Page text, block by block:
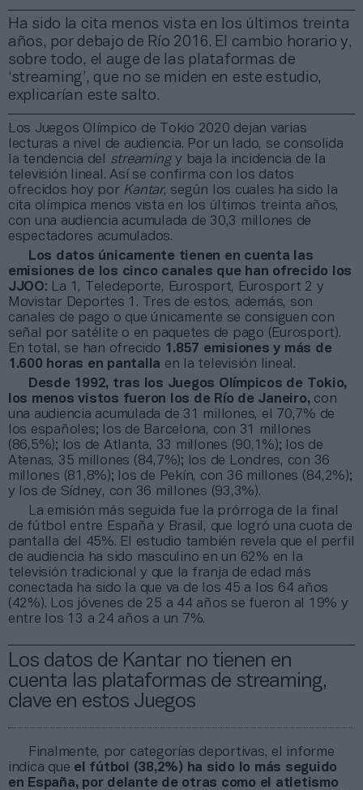
Ha sido la cita menos vista en los últimos treinta
años, por debajo de Río 2016. El cambio horario y,
sobre todo, el auge de las plataformas de
‘streaming’, que no se miden en este estudio,
explicarían este salto.
Los Juegos Olímpico de Tokio 2020 dejan varias
lecturas a nivel de audiencia. Por un lado, se consolida
la tendencia del streamingy baja la incidencia de la
televisión lineal. Así se confirma con los datos
ofrecidos hoy por Kantar, según los cuales ha sido la
cita olímpica menos vista en los últimos treinta años,
con una audiencia acumulada de 30,3 millones de
espectadores acumulados.
Los datos únicamente tienen en cuenta las
emisiones de los cinco canales que han ofrecido los
JJOO: La 1, Teledeporte, Eurosport, Eurosport 2 y
Movistar Deportes 1. Tres de estos, además, son
canales de pago o que únicamente se consiguen con
señal por satélite o en paquetes de pago (Eurosport).
En total, se han ofrecido 1.857 emisiones y más de
1.600 horas en pantalla en la televisión lineal.
Desde 1992, tras los Juegos Olímpicos de Tokio,
los menos vistos fueron los de Río de Janeiro, con
una audiencia acumulada de 31 millones, el 70,7% de
los españoles; los de Barcelona, con 31 millones
(86,5%); los de Atlanta, 33 millones (90,1%); los de
Atenas, 35 millones (84,7%); los de Londres, con 36
millones (81,8%); los de Pekín, con 36 millones (84,2%);
y los de Sídney, con 36 millones (93,3%).
La emisión más seguida fue la prórroga de la final
de fútbol entre España y Brasil, que logró una cuota de
pantalla del 45%. El estudio también revela que el perfil
de audiencia ha sido masculino en un 62% en la
televisión tradicional y que la franja de edad más
conectada ha sido la que va de los 45 a los 64 años
(42%). Los jóvenes de 25 a 44 años se fueron al 19% y
entre los 13 a 24 años a un 7%.
Los datos de Kantar no tienen en
cuenta las plataformas de streaming,
clave en estos Juegos
Finalmente, por categorías deportivas, el informe
indica que el fútbol (38,2%) ha sido lo más seguido
en España, por delante de otras como el atletismo